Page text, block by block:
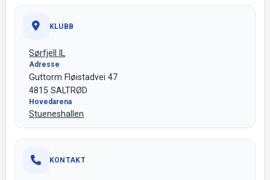
KLUBB
Sørfjell IL
Adresse
Guttorm Fløistadvei 47
4815 SALTRØD
Hovedarena
Stueneshallen
KONTAKT